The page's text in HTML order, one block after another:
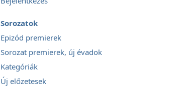
Sorozatok
Epizód premierek
Sorozat premierek, új évadok
Kategóriák
Új előzetesek